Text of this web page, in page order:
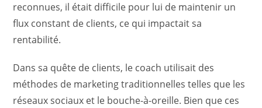
reconnues, il était difficile pour lui de maintenir un
flux constant de clients, ce qui impactait sa
rentabilité.
Dans sa quête de clients, le coach utilisait des
méthodes de marketing traditionnelles telles que les
réseaux sociaux et le bouche-à-oreille. Bien que ces